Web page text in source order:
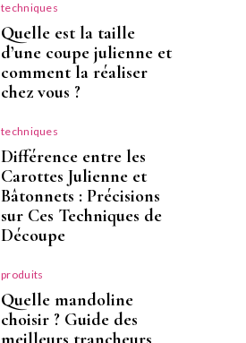
techniques
Quelle est la taille
d’une coupe julienne et
comment la réaliser
chez vous ?
techniques
Différence entre les
Carottes Julienne et
Bâtonnets : Précisions
sur Ces Techniques de
Découpe
produits
Quelle mandoline
choisir ? Guide des